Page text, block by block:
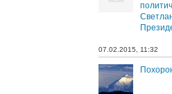
07.02.2015, 11:32